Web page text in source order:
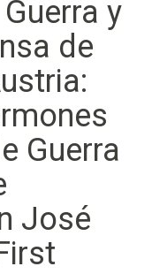
y
de
Guerra
José